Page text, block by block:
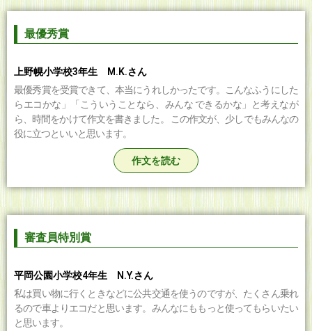
最優秀賞
上野幌小学校3年生 M.K.さん
最優秀賞を受賞できて、本当にうれしかったです。こんなふうにした
らエコかな」「こういうことなら、みんな できるかな」と考えなが
ら、時間をかけて作文を書きました。 この作文が、少しでもみんなの
役に立つといいと思います。
作文を読む
審査員特別賞
平岡公園小学校4年生 N.Y.さん
私は買い物に行くときなどに公共交通を使うのですが、たくさん乗れ
るので車よりエコだと思います。みんなにももっと使ってもらいたい
と思います。